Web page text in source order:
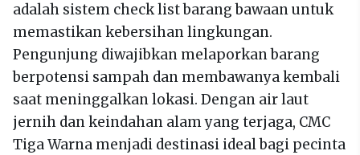
adalah sistem check list barang bawaan untuk
memastikan kebersihan lingkungan.
Pengunjung diwajibkan melaporkan barang
berpotensi sampah dan membawanya kembali
saat meninggalkan lokasi. Dengan air laut
jernih dan keindahan alam yang terjaga, CMC
Tiga Warna menjadi destinasi ideal bagi pecinta